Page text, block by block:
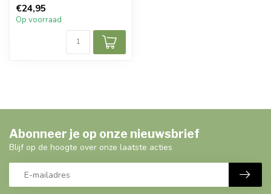
sinaasappelge...
€24,95
Op voorraad
Abonneer je op onze nieuwsbrief
Blijf op de hoogte over onze laatste acties